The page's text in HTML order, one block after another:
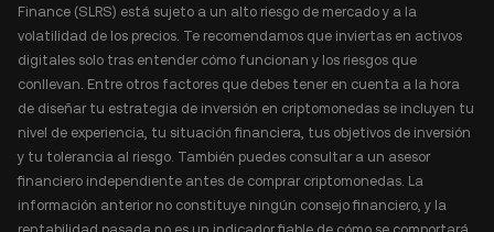
Finance (SLRS) está sujeto a un alto riesgo de mercado y a la
volatilidad de los precios. Te recomendamos que inviertas en activos
digitales solo tras entender cómo funcionan y los riesgos que
conllevan. Entre otros factores que debes tener en cuenta a la hora
de diseñar tu estrategia de inversión en criptomonedas se incluyen tu
nivel de experiencia, tu situación financiera, tus objetivos de inversión
y tu tolerancia al riesgo. También puedes consultar a un asesor
financiero independiente antes de comprar criptomonedas. La
información anterior no constituye ningún consejo financiero, y la